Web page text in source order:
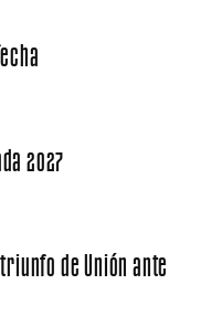
2027
de Unión ante